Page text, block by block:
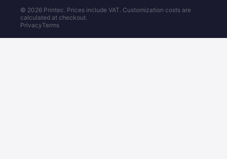
© 2026 Printec. Prices include VAT. Customization costs are
calculated at checkout.
PrivacyTerms